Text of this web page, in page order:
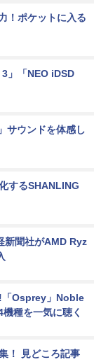
！ポケットに入る
」「NEO iDSD
サウンドを体感し
するSHANLING
新聞社がAMD Ryz
「Osprey」Noble
種を一気に聴く
！ 見どころ記事